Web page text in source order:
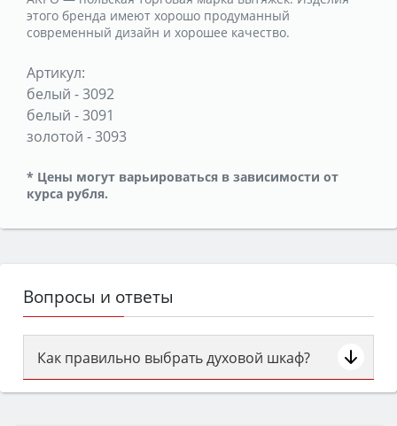
этого бренда имеют хорошо продуманный
современный дизайн и хорошее качество.
Артикул:
белый -3092
белый -3091
золотой -3093
* Цены могут варьироваться в зависимости от
курса рубля.
Вопросы и ответы
Как правильно выбрать духовой шкаф?
Сначала определитесь с типом (газовый или